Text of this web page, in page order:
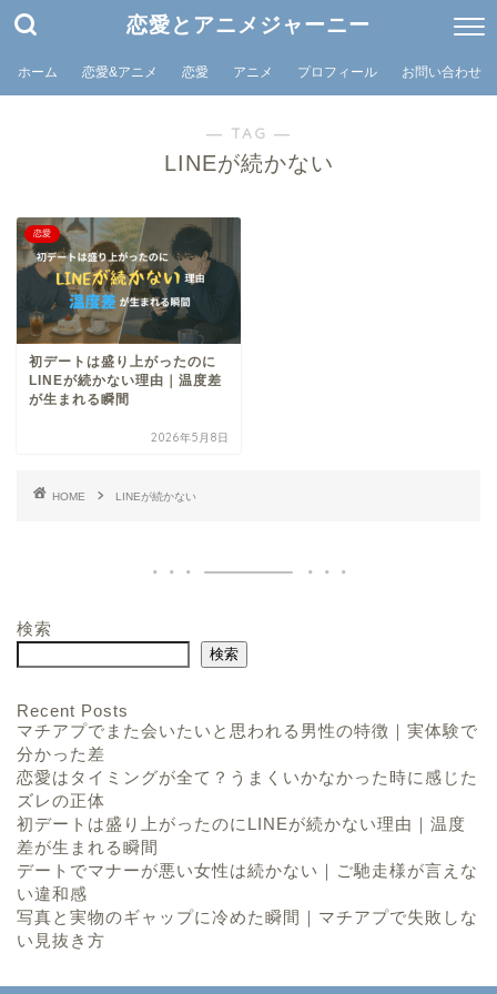
恋愛とアニメジャーニー
ホーム 恋愛&アニメ 恋愛 アニメ プロフィール お問い合わせ
― TAG ―
LINEが続かない
恋愛
初デートは盛り上がったのに
LINEが続かない理由｜温度差
が生まれる瞬間
2026年5月8日
HOME LINEが続かない
検索
検索
Recent Posts
マチアプでまた会いたいと思われる男性の特徴｜実体験で
分かった差
恋愛はタイミングが全て？うまくいかなかった時に感じた
ズレの正体
初デートは盛り上がったのにLINEが続かない理由｜温度
差が生まれる瞬間
デートでマナーが悪い女性は続かない｜ご馳走様が言えな
い違和感
写真と実物のギャップに冷めた瞬間｜マチアプで失敗しな
い見抜き方